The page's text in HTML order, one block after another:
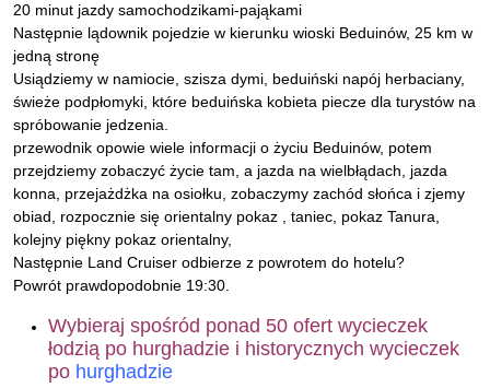
20 minut jazdy samochodzikami-pająkami
Następnie lądownik pojedzie w kierunku wioski Beduinów, 25 km w
jedną stronę
Usiądziemy w namiocie, szisza dymi, beduiński napój herbaciany,
świeże podpłomyki, które beduińska kobieta piecze dla turystów na
spróbowanie jedzenia.
przewodnik opowie wiele informacji o życiu Beduinów, potem
przejdziemy zobaczyć życie tam, a jazda na wielbłądach, jazda
konna, przejażdżka na osiołku, zobaczymy zachód słońca i zjemy
obiad, rozpocznie się orientalny pokaz , taniec, pokaz Tanura,
kolejny piękny pokaz orientalny,
Następnie Land Cruiser odbierze z powrotem do hotelu?
Powrót prawdopodobnie 19:30.
Wybieraj spośród ponad 50 ofert wycieczek
łodzią po hurghadzie i historycznych wycieczek
po hurghadzie